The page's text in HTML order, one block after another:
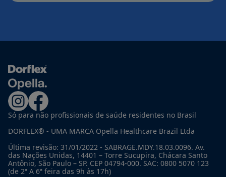
Só para não profissionais de saúde residentes no Brasil
DORFLEX® - UMA MARCA Opella Healthcare Brazil Ltda
Última revisão: 31/01/2022 - SABRAGE.MDY.18.03.0096. Av.
das Nações Unidas, 14401 – Torre Sucupira, Chácara Santo
Antônio, São Paulo – SP. CEP 04794-000. SAC: 0800 5070 123
(de 2ª A 6ª feira das 9h às 17h)